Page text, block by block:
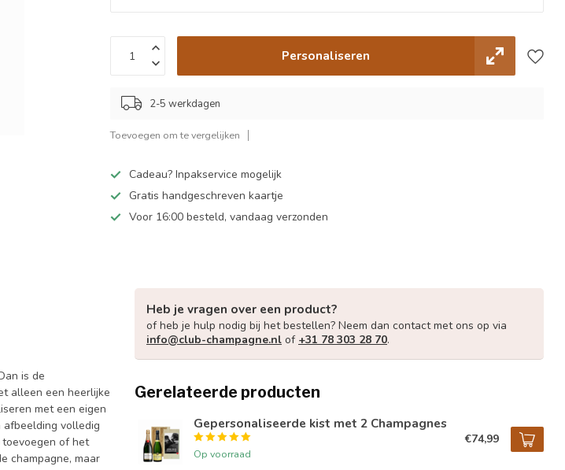
Personaliseren
2-5 werkdagen
Toevoegen om te vergelijken
Cadeau? Inpakservice mogelijk
Gratis handgeschreven kaartje
Voor 16:00 besteld, vandaag verzonden
is de
alleen een heerlijke
met een eigen
afbeelding volledig
toevoegen of het
champagne, maar
Heb je vragen over een product?
of heb je hulp nodig bij het bestellen? Neem dan contact met ons op via
info@club-champagne.nl of +31 78 303 28 70.
Gerelateerde producten
Gepersonaliseerde kist met 2 Champagnes
Op voorraad
€74,99